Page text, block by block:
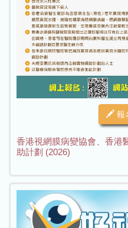
報
香港視網膜病變協會、香港
助計劃 (2026)